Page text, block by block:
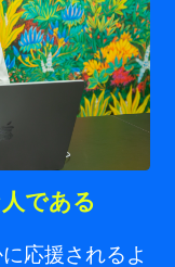
である
応援されるよ